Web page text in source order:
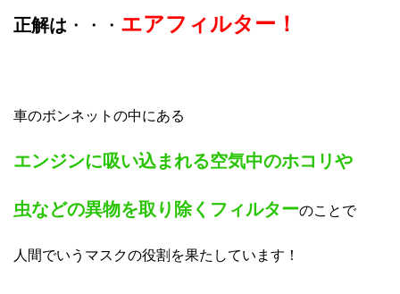
正解は ・・・ エアフィルター！
車のボンネットの中にある
エンジンに吸い込まれる空気中のホコリや
虫などの異物を取り除くフィルターのことで
人間でいうマスクの役割を果たしています！